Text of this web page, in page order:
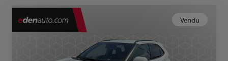
Vendu